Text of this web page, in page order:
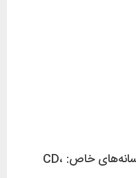
ارتباطات و قابلیت چاپ روی رسانه‌های خاص: CD،